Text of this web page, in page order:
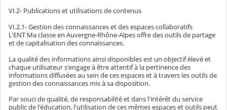
VI.2- Publications et utilisations de contenus
VI.2.1- Gestion des connaissances et des espaces collaboratifs
L'ENT Ma classe en Auvergne-Rhône-Alpes offre des outils de partage
et de capitalisation des connaissances.
La qualité des informations ainsi disponibles est un objectif élevé et
chaque utilisateur s'engage à être attentif à la pertinence des
informations diffusées au sein de ces espaces et à travers les outils de
gestion des connaissances mis à sa disposition.
Par souci de qualité, de responsabilité et dans l'intérêt du service
public de l'éducation, l'utilisation de ces mêmes espaces et outils peut